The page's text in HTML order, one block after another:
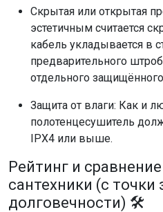
Скрытая или открытая
эстетичным считается
кабель укладывается в
предварительного
отдельного
Защита от влаги: Как и
полотенцесушитель
IPX4 или выше.
Рейтинг и
сантехники (с точки
долговечности) 🛠️